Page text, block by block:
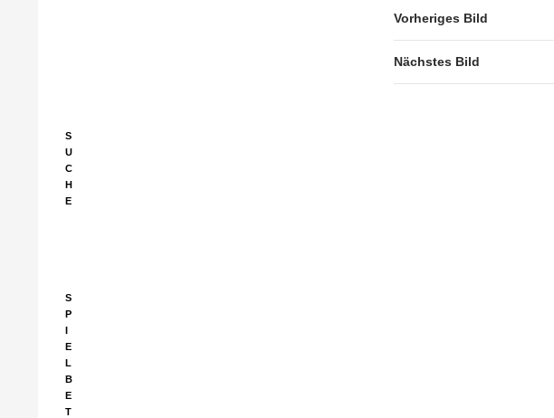
Vorheriges Bild
Nächstes Bild
S
U
C
H
E
S
P
I
E
L
B
E
T